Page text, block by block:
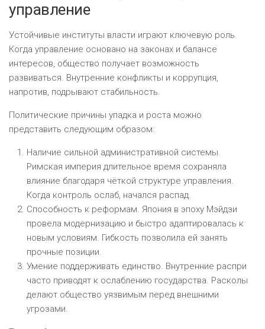
управление
Устойчивые институты власти играют ключевую роль.
Когда управление основано на законах и балансе
интересов, общество получает возможность
развиваться. Внутренние конфликты и коррупция,
напротив, подрывают стабильность.
Политические причины упадка и роста можно
представить следующим образом:
Наличие сильной административной системы.
Римская империя длительное время сохраняла
влияние благодаря чёткой структуре управления.
Когда контроль ослаб, начался распад.
Способность к реформам. Япония в эпоху Мэйдзи
провела модернизацию и быстро адаптировалась к
новым условиям. Гибкость позволила ей занять
прочные позиции.
Умение поддерживать единство. Внутренние распри
часто приводят к ослаблению государства. Расколы
делают общество уязвимым перед внешними
угрозами.